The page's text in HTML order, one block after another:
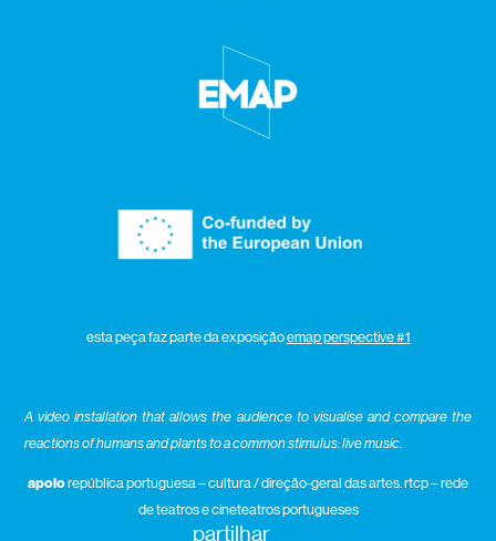
esta peça faz parte da exposiçãoemap perspective #1
A video installation that allows the audience to visualise and compare the
reactions of humans and plants to a common stimulus: live music.
apoiorepública portuguesa – cultura / direção-geral das artes. rtcp – rede
de teatros e cineteatros portugueses
partilhar